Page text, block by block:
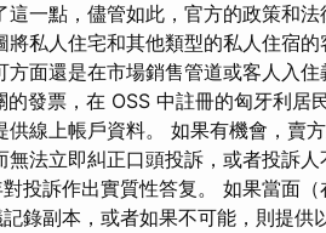
一點，儘管如此，官方的政策和
私人住宅和其他類型的私人住宿
面還是在市場銷售管道或客人入
發票，在 OSS 中註冊的匈牙利居
線上帳戶資料。 如果有機會，賣
法立即糾正口頭投訴，或者投訴
投訴作出實質性答复。 如果當面
錄副本，或者如果不可能，則提供